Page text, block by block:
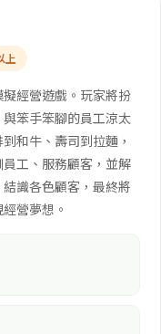
上
擬經營遊戲。玩家將扮
笨手笨腳的員工涼太
和牛、壽司到拉麵，
工、服務顧客，並解
識各色顧客，最終將
營夢想。